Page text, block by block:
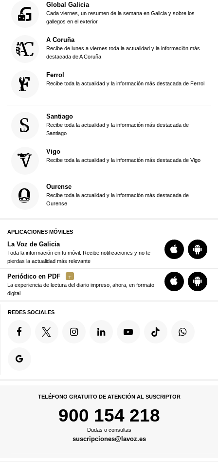
Global Galicia
Cada viernes, un resumen de la semana en Galicia y sobre los
gallegos en el exterior
A Coruña
Recibe de lunes a viernes toda la actualidad y la información más
destacada de A Coruña
Ferrol
Recibe toda la actualidad y la información más destacada de Ferrol
Santiago
Recibe toda la actualidad y la información más destacada de
Santiago
Vigo
Recibe toda la actualidad y la información más destacada de Vigo
Ourense
Recibe toda la actualidad y la información más destacada de
Ourense
APLICACIONES MÓVILES
La Voz de Galicia
Toda la información en tu móvil. Recibe notificaciones y no te
pierdas la actualidad más relevante
Periódico en PDF
La experiencia de lectura del diario impreso, ahora, en formato
digital
REDES SOCIALES
TELÉFONO GRATUITO DE ATENCIÓN AL SUSCRIPTOR
900 154 218
Dudas o consultas
suscripciones@lavoz.es